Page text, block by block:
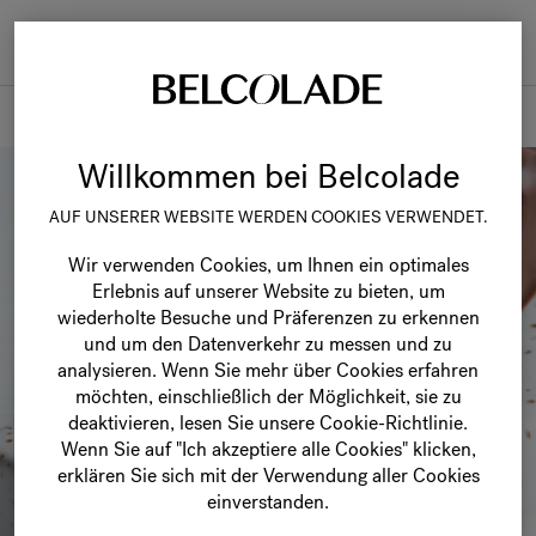
Willkommen bei Belcolade
AUF UNSERER WEBSITE WERDEN COOKIES VERWENDET.
Wir verwenden Cookies, um Ihnen ein optimales
Erlebnis auf unserer Website zu bieten, um
wiederholte Besuche und Präferenzen zu erkennen
und um den Datenverkehr zu messen und zu
analysieren. Wenn Sie mehr über Cookies erfahren
möchten, einschließlich der Möglichkeit, sie zu
deaktivieren, lesen Sie unsere Cookie-Richtlinie.
Wenn Sie auf "Ich akzeptiere alle Cookies" klicken,
erklären Sie sich mit der Verwendung aller Cookies
einverstanden.